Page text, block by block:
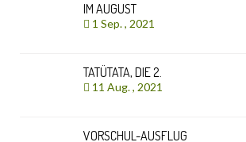
IM AUGUST
1 Sep. , 2021
TATÜTATA, DIE 2.
11 Aug. , 2021
VORSCHUL-AUSFLUG